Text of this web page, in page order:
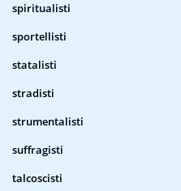
spiritualisti
sportellisti
statalisti
stradisti
strumentalisti
suffragisti
talcoscisti